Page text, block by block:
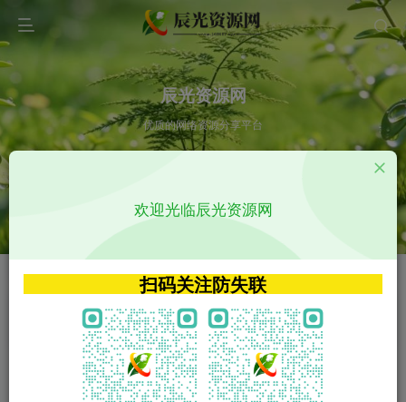
辰光资源网
优质的网络资源分享平台
VIP特权介绍 APP源码
VIP特权介绍
火
VIP特权介绍
影视源码
影视源码
欢迎光临辰光资源网
扫码关注防失联